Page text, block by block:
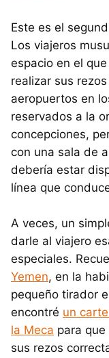
Este es el
Los viajeros
espacio en el
realizar sus
aeropuertos en
reservados a la
concepciones,
con una sala de
debería estar
línea que
A veces, un
darle al viajero
especiales.
Yemen, en la
pequeño tirador
encontré un
la Meca para
sus rezos